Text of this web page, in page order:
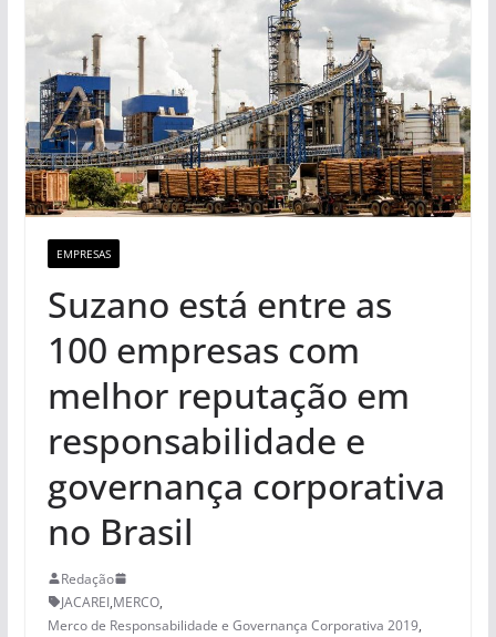
EMPRESAS
Suzano está entre as
100 empresas com
melhor reputação em
responsabilidade e
governança corporativa
no Brasil
Redação
JACAREI,MERCO,
Merco de Responsabilidade e Governança Corporativa 2019,